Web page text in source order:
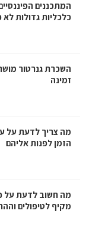
המתכננים
כלכליות גדולות
השכרת גנרטור
זמינה
מה צריך לדעת על
הזמן לפנות אליהם
מה חשוב לדעת על
מקיף לטיפולים